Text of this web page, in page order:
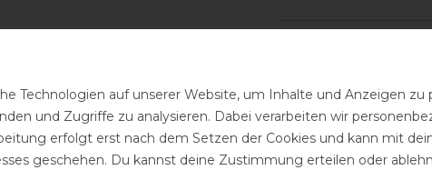
Technologien auf unserer Website, um Inhalte und Anzeigen zu
und Zugriffe zu analysieren. Dabei verarbeiten wir
erfolgt erst nach dem Setzen der Cookies und kann mit
geschehen. Du kannst deine Zustimmung erteilen oder